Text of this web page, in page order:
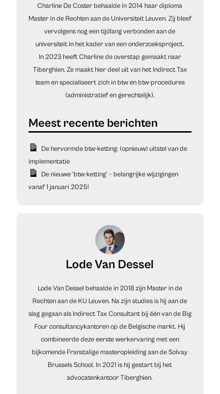
Charline De Coster behaalde in 2014 haar diploma
Master in de Rechten aan de Universiteit Leuven. Zij bleef
vervolgens nog een tijdlang verbonden aan de
universiteit in het kader van een onderzoeksproject.
In 2023 heeft Charline de overstap gemaakt naar
Tiberghien. Ze maakt hier deel uit van het Indirect Tax
team en specialiseert zich in btw en btw-procedures
(administratief en gerechtelijk).
De hervormde btw-ketting: (opnieuw) uitstel van de
implementatie
De nieuwe ‘btw-ketting’ – belangrijke wijzigingen
vanaf 1 januari 2025!
Lode Van Dessel
Lode Van Dessel behaalde in 2018 zijn Master in de
Rechten aan de KU Leuven. Na zijn studies is hij aan de
slag gegaan als Indirect Tax Consultant bij één van de Big
Four consultancykantoren op de Belgische markt. Hij
combineerde deze eerste werkervaring met een
bijkomende Franstalige masteropleiding aan de Solvay
Brussels School. In 2021 is hij gestart bij het
advocatenkantoor Tiberghien.